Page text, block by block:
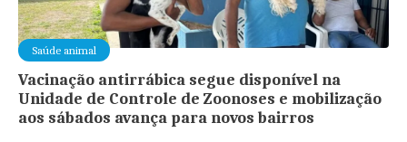
Saúde animal
Vacinação antirrábica segue disponível na
Unidade de Controle de Zoonoses e mobilização
aos sábados avança para novos bairros